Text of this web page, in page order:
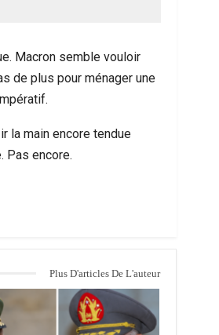
Macron semble vouloir
de plus pour ménager une
la main encore tendue
Pas encore.
Plus D'articles De L'auteur